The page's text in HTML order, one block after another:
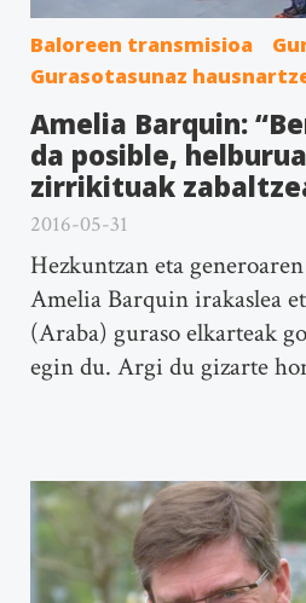
Baloreen transmisioa
Gurasotasunaz
Amelia Barquin:
da posible,
zirrikituak
2016-05-31
Hezkuntzan eta
Amelia Barquin irakaslea
(Araba) guraso elkarteak
egin du. Argi du gizarte